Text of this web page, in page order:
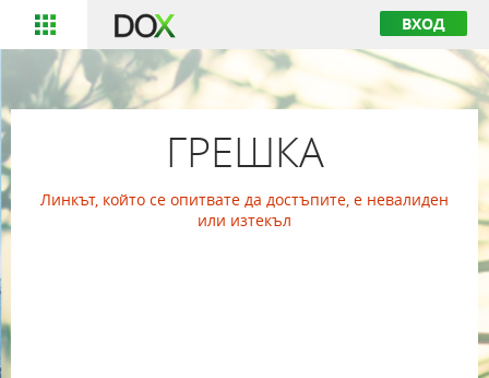
ВХОД
ГРЕШКА
Линкът, който се опитвате да достъпите, е невалиден
или изтекъл